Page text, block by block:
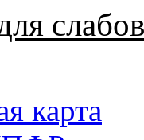
карта